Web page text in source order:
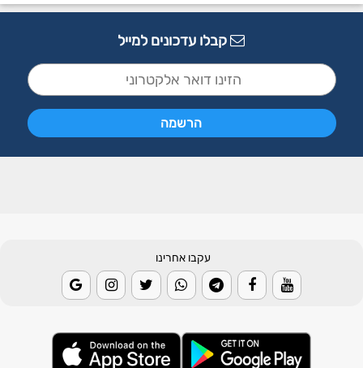
קבלו עדכונים למייל
עקבו אחרינו